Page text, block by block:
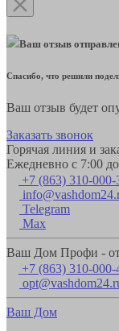
Ваш отзыв
Спасибо, что решили
Ваш отзыв будет
Заказать звонок
Горячая линия и
Ежедневно с 7:00
+7 (863) 310-000-
Telegram
Max
Ваш Дом Профи -
+7 (863) 310-000-
Ваш Дом